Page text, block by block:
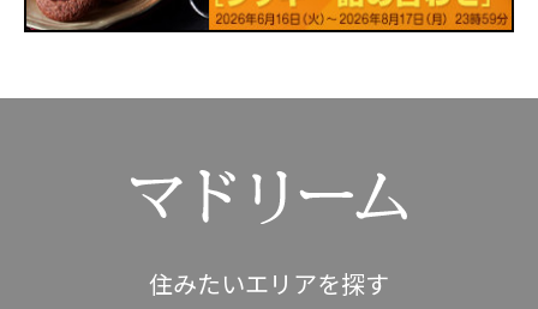
住みたいエリアを探す